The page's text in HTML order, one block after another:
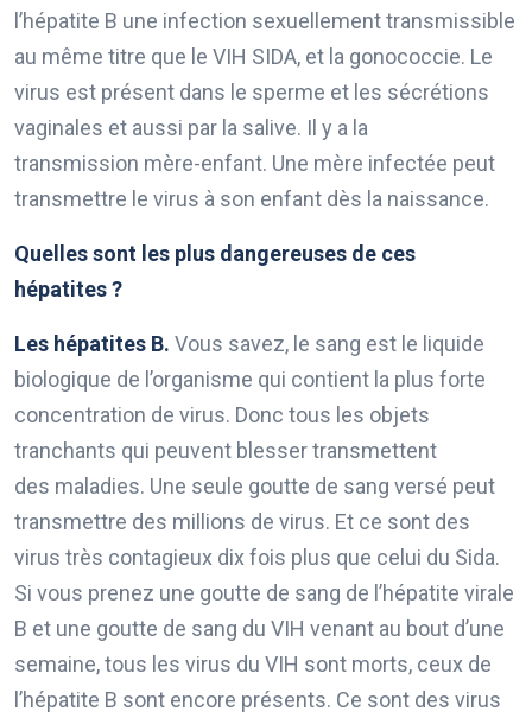
l’hépatite B une infection sexuellement transmissible
au même titre que le VIH SIDA, et la gonococcie. Le
virus est présent dans le sperme et les sécrétions
vaginales et aussi par la salive. Il y a la
transmission mère-enfant. Une mère infectée peut
transmettre le virus à son enfant dès la naissance.
Quelles sont les plus dangereuses de ces
hépatites ?
Les hépatites B. Vous savez, le sang est le liquide
biologique de l’organisme qui contient la plus forte
concentration de virus. Donc tous les objets
tranchants qui peuvent blesser transmettent
des maladies. Une seule goutte de sang versé peut
transmettre des millions de virus. Et ce sont des
virus très contagieux dix fois plus que celui du Sida.
Si vous prenez une goutte de sang de l’hépatite virale
B et une goutte de sang du VIH venant au bout d’une
semaine, tous les virus du VIH sont morts, ceux de
l’hépatite B sont encore présents. Ce sont des virus